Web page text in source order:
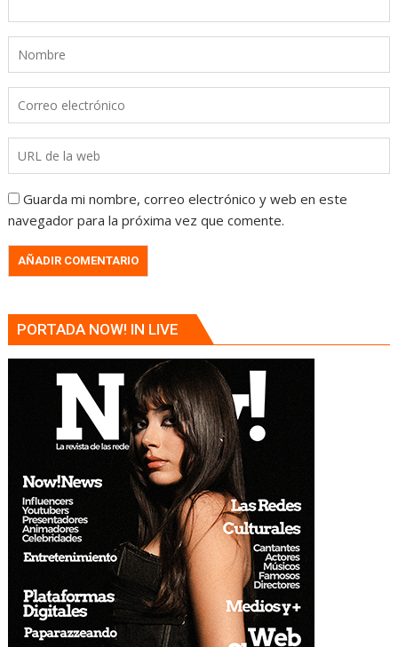
Guarda mi nombre, correo electrónico y web en este
navegador para la próxima vez que comente.
PORTADA NOW! IN LIVE